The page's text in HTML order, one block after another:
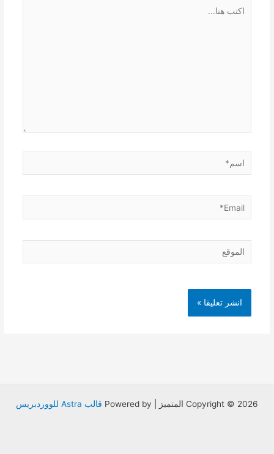
اسم*
Email*
الموقع
Copyright © 2026 المتميز | Powered by قالب Astra للووردبريس